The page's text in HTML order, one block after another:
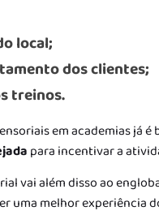
local;
dos clientes;
treinos.
em academias já é
para incentivar a
vai além disso ao
uma melhor experiência